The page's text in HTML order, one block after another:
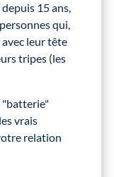
15 ans,
qui,
leur tête
tripes (les
"batterie"
vrais
relation